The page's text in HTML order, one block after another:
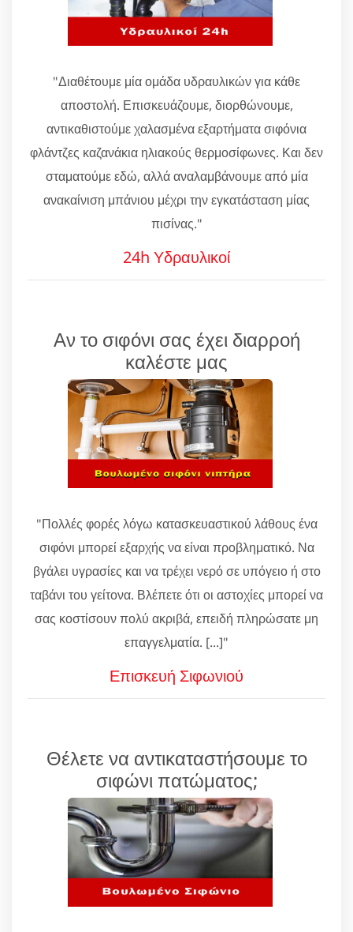
"Διαθέτουμε μία ομάδα υδραυλικών για κάθε
αποστολή. Επισκευάζουμε, διορθώνουμε,
αντικαθιστούμε χαλασμένα εξαρτήματα σιφόνια
φλάντζες καζανάκια ηλιακούς θερμοσίφωνες. Και δεν
σταματούμε εδώ, αλλά αναλαμβάνουμε από μία
ανακαίνιση μπάνιου μέχρι την εγκατάσταση μίας
πισίνας."
24h Υδραυλικοί
Αν το σιφόνι σας έχει διαρροή
καλέστε μας
"Πολλές φορές λόγω κατασκευαστικού λάθους ένα
σιφόνι μπορεί εξαρχής να είναι προβληματικό. Να
βγάλει υγρασίες και να τρέχει νερό σε υπόγειο ή στο
ταβάνι του γείτονα. Βλέπετε ότι οι αστοχίες μπορεί να
σας κοστίσουν πολύ ακριβά, επειδή πληρώσατε μη
επαγγελματία. [...]"
Επισκευή Σιφωνιού
Θέλετε να αντικαταστήσουμε το
σιφώνι πατώματος;